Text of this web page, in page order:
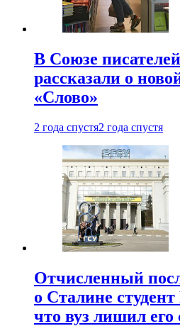
В Союзе
рассказали о
«Слово»
2 года спустя2 года спустя
Отчисленный
о Сталине
что вуз лишил его